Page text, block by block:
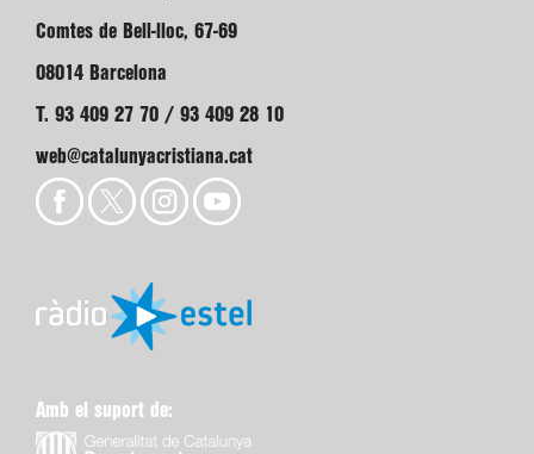
Comtes de Bell-lloc, 67-69
08014 Barcelona
T. 93 409 27 70 / 93 409 28 10
web@catalunyacristiana.cat
Amb el suport de: